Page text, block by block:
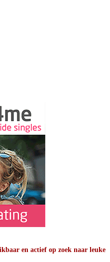
en actief op zoek naar leuke